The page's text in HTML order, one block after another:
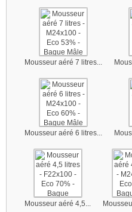
Mousseur aéré 7 litres...
Mousseur aéré 6 litres...
Mousseur aéré 4,5...